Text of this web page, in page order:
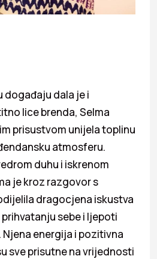
događaju dala je i
lice brenda, Selma
prisustvom unijela toplinu
atmosferu.
duhu i iskrenom
je kroz razgovor s
dragocjena iskustva
sebe i ljepoti
energija i pozitivna
sve prisutne na vrijednosti